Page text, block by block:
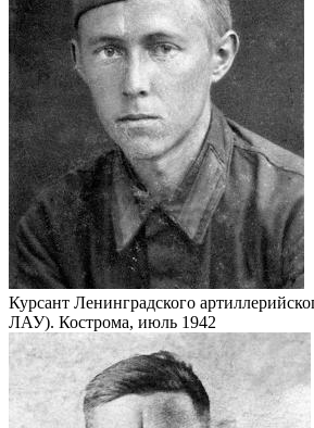
Курсант Ленинградского
ЛАУ). Кострома, июль 1942